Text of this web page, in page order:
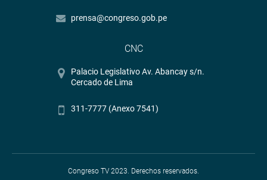
prensa@congreso.gob.pe
CNC
Palacio Legislativo Av. Abancay s/n.
Cercado de Lima
311-7777 (Anexo 7541)
Congreso TV 2023. Derechos reservados.